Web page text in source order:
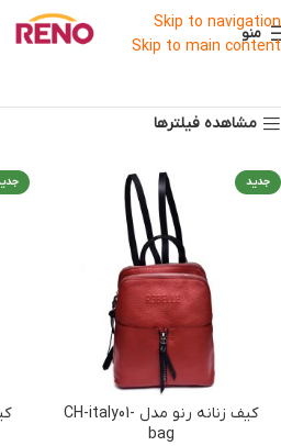
Skip to navigation
Skip to main content
منو
مشاهده فیلترها
جدید
کیف زنانه رنو مدل CH-italy01-
bag